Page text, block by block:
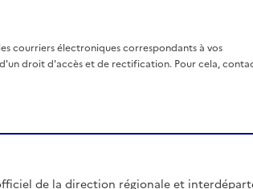
courriers électroniques correspondants à vos
droit d'accès et de rectification. Pour cela,
de la direction régionale et